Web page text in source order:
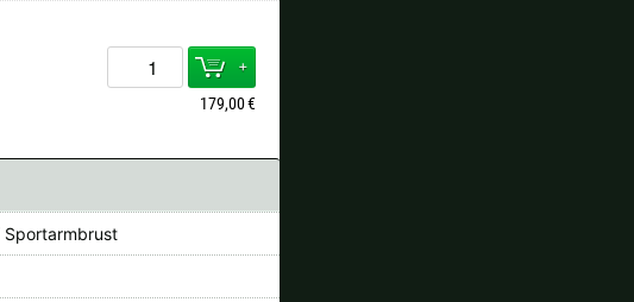
179,00€
+